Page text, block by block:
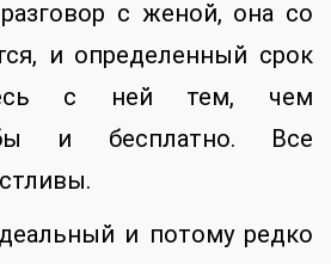
с женой, она со
и определенный срок
с ней тем, чем
и бесплатно. Все
и потому редко